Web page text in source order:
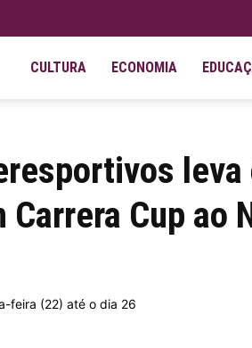
CULTURA ECONOMIA
leva
Cup ao
feira (22) até o dia 26